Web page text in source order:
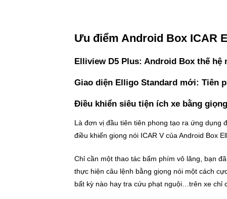
Ưu điểm Android Box ICAR
Elliview D5 Plus: Android Box thế
Giao diện Elligo Standard mới: Tiên
Điều khiển siêu tiện ích xe bằng
Là đơn vị đầu tiên tiên phong tạo ra ứng dụng
điều khiển giọng nói ICAR V của Android Box
Chỉ cần một thao tác bấm phím vô lăng, bạn
thực hiện câu lệnh bằng giọng nói một cách
bất kỳ nào hay tra cứu phạt nguội…trên xe chỉ